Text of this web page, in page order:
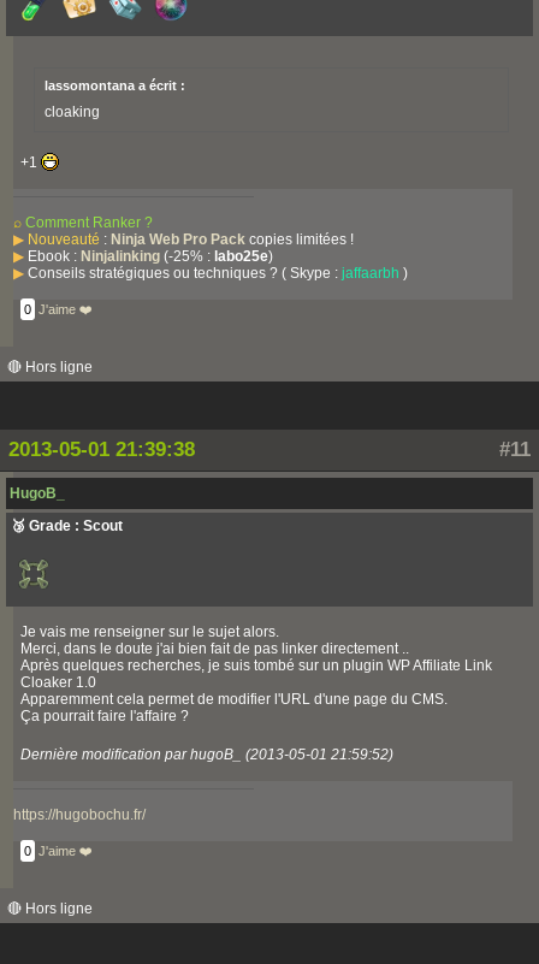
lassomontana a écrit :
cloaking
+1
⌕ Comment Ranker ?
▶ Nouveauté : Ninja Web Pro Pack copies limitées !
▶ Ebook : Ninjalinking (-25% : labo25e)
▶ Conseils stratégiques ou techniques ? ( Skype : jaffaarbh )
0 J'aime ❤️
🔴 Hors ligne
#11
2013-05-01 21:39:38
HugoB_
🥉 Grade : Scout
Je vais me renseigner sur le sujet alors.
Merci, dans le doute j'ai bien fait de pas linker directement ..
Après quelques recherches, je suis tombé sur un plugin WP Affiliate Link
Cloaker 1.0
Apparemment cela permet de modifier l'URL d'une page du CMS.
Ça pourrait faire l'affaire ?
Dernière modification par hugoB_ (2013-05-01 21:59:52)
https://hugobochu.fr/
0 J'aime ❤️
🔴 Hors ligne